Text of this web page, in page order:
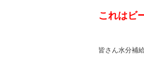
これはビ
皆さん水分補